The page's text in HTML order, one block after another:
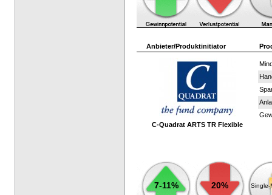
Anbieter/Produktinitiator
C-Quadrat ARTS TR Flexible
7-11% 20% Single-